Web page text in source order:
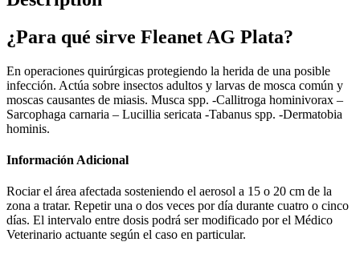
¿Para qué sirve Fleanet AG Plata?
En operaciones quirúrgicas protegiendo la herida de una posible
infección. Actúa sobre insectos adultos y larvas de mosca común y
moscas causantes de miasis. Musca spp. -Callitroga hominivorax –
Sarcophaga carnaria – Lucillia sericata -Tabanus spp. -Dermatobia
hominis.
Información Adicional
Rociar el área afectada sosteniendo el aerosol a 15 o 20 cm de la
zona a tratar. Repetir una o dos veces por día durante cuatro o cinco
días. El intervalo entre dosis podrá ser modificado por el Médico
Veterinario actuante según el caso en particular.